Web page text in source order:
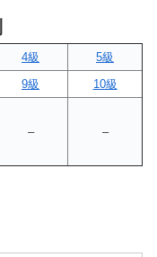
4級
5級
9級 10級
– –